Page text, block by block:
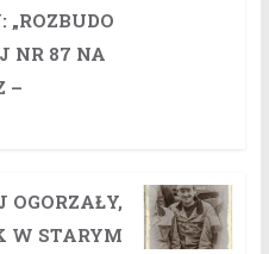
„ROZBUDO
NR 87 NA
–
OGORZAŁY,
W STARYM